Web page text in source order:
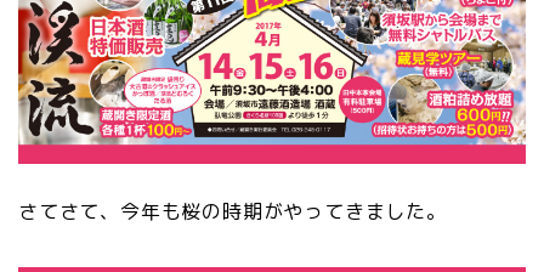
さてさて、今年も桜の時期がやってきました。